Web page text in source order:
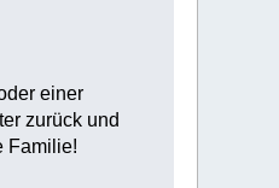
einer
zurück und
Familie!